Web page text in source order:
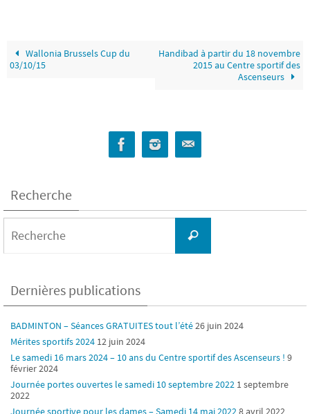
Wallonia Brussels Cup du
03/10/15
Handibad à partir du 18 novembre
2015 au Centre sportif des
Ascenseurs
Recherche
Recherche
Dernières publications
BADMINTON – Séances GRATUITES tout l’été26 juin 2024
Mérites sportifs 2024 12 juin 2024
Le samedi 16 mars 2024 – 10 ans du Centre sportif des Ascenseurs ! 9
février 2024
Journée portes ouvertes le samedi 10 septembre 2022 1 septembre
2022
Journée sportive pour les dames – Samedi 14 mai 2022 8 avril 2022